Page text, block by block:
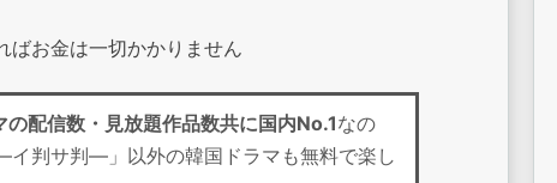
ばお金は一切かかりません
の配信数・見放題作品数共に国内No.1なの
判サ判―」以外の韓国ドラマも無料で楽し